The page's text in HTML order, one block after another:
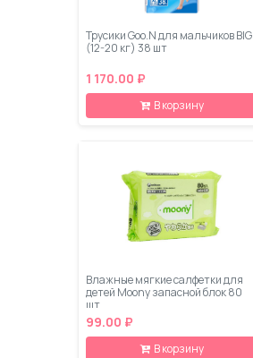
Трусики Goo.N для мальчиков BIG
(12-20 кг) 38 шт
1 170.00 ₽
В корзину
Влажные мягкие салфетки для
детей Moony запасной блок 80
шт
99.00 ₽
В корзину